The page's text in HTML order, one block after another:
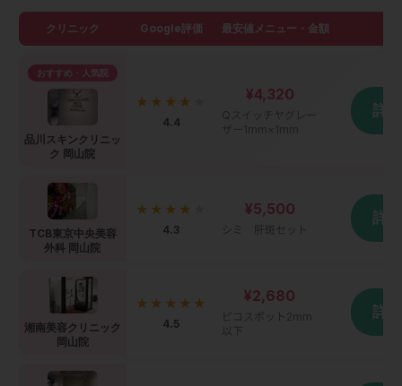
クリニック Google評価 最安値メニュー・金額
おすすめ・人気院
品川スキンクリニッ
ク 岡山院
★★★★
4.4
¥4,320
Qスイッチヤグレー
ザー1mm×1mm
詳
TCB東京中央美容
外科 岡山院
★★★★
4.3
¥5,500
シミ 肝斑セット
詳
湘南美容クリニック
岡山院
★★★★★
4.5
¥2,680
ピコスポット2mm
以下
詳